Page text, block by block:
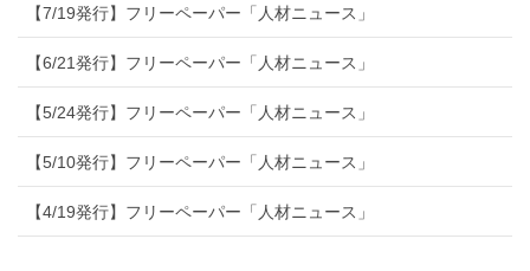
【7/19発行】フリーペーパー「人材ニュース」
【6/21発行】フリーペーパー「人材ニュース」
【5/24発行】フリーペーパー「人材ニュース」
【5/10発行】フリーペーパー「人材ニュース」
【4/19発行】フリーペーパー「人材ニュース」